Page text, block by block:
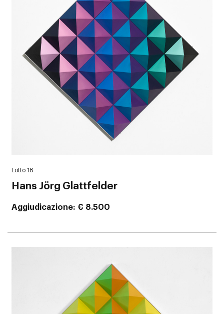
Lotto 16
Hans Jörg Glattfelder
Aggiudicazione € 8.500